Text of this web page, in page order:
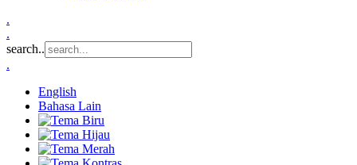
.
.
search..
.
English
Bahasa Lain